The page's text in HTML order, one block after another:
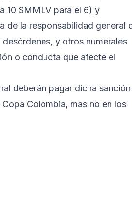
10 SMMLV para el 6) y
de la responsabilidad general
y otros numerales
o conducta que afecte el
deberán pagar dicha sanción
Colombia, mas no en los